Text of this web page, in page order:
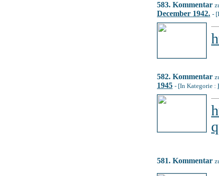
583. Kommentar
December 1942. -
582. Kommentar
1945 - [In Kategorie :
581. Kommentar